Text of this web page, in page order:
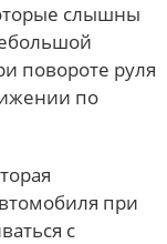
слышны
повороте руля
по
при
с